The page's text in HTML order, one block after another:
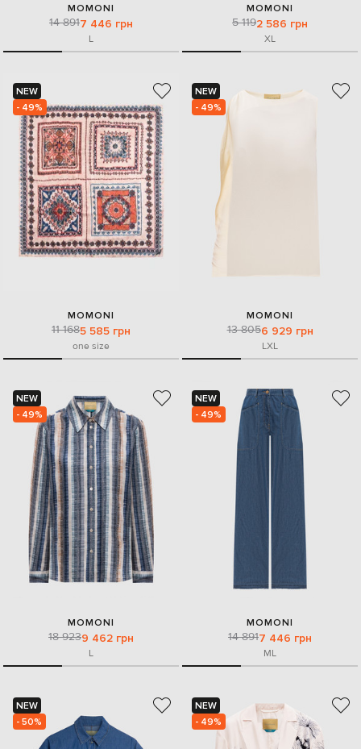
MOMONI
14 8917 446 грн
L
MOMONI
5 1192 586 грн
XL
NEW
- 49%
MOMONI
11 1685 585 грн
one size
NEW
- 49%
MOMONI
13 8056 929 грн
LXL
NEW
- 49%
MOMONI
18 9239 462 грн
L
NEW
- 49%
MOMONI
14 8917 446 грн
ML
NEW
- 50%
NEW
- 49%